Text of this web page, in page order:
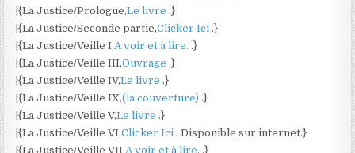
|{La Justice/Prologue,Le livre.}
|{La Justice/Seconde partie,Clicker Ici.}
|{La Justice/Veille I,A voir et à lire..}
|{La Justice/Veille III,Ouvrage.}
|{La Justice/Veille IV,Le livre.}
|{La Justice/Veille IX,(la couverture).}
|{La Justice/Veille V,Le livre.}
|{La Justice/Veille VI,Clicker Ici. Disponible sur internet.}
|{La Justice/Veille VII,A voir et à lire..}